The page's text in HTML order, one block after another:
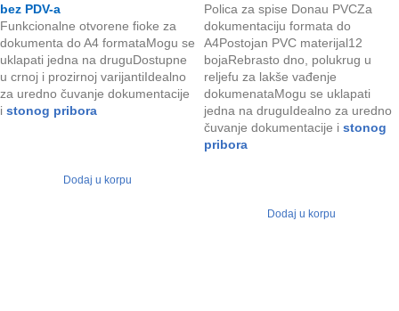
bez PDV-a
Funkcionalne otvorene fioke za
dokumenta do A4 formataMogu se
uklapati jedna na druguDostupne
u crnoj i prozirnoj varijantiIdealno
za uredno čuvanje dokumentacije
i stonog pribora
Dodaj u korpu
Polica za spise Donau PVCZa
dokumentaciju formata do
A4Postojan PVC materijal12
bojaRebrasto dno, polukrug u
reljefu za lakše vađenje
dokumenataMogu se uklapati
jedna na druguIdealno za uredno
čuvanje dokumentacije i stonog
pribora
Dodaj u korpu